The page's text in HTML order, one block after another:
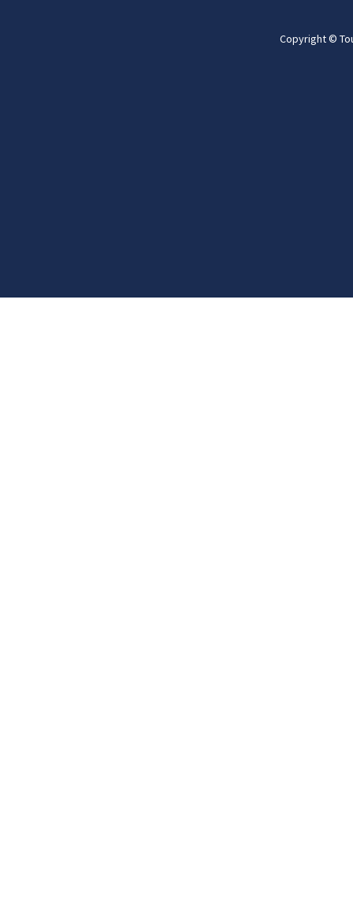
Copyright ©